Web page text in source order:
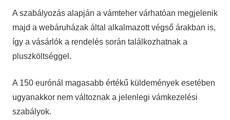
A szabályozás alapján a vámteher várhatóan megjelenik
majd a webáruházak által alkalmazott végső árakban is,
így a vásárlók a rendelés során találkozhatnak a
pluszköltséggel.
A 150 eurónál magasabb értékű küldemények esetében
ugyanakkor nem változnak a jelenlegi vámkezelési
szabályok.